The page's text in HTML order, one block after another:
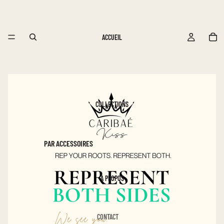
ACCUEIL
COLLECTIONS
PAR ACCESSOIRES
ÉVENTAILS DRAPEAU DES
CARAÏBES
ONGLES À PRESSER DES
CARAÏBES
À PROPOS
CONTACT